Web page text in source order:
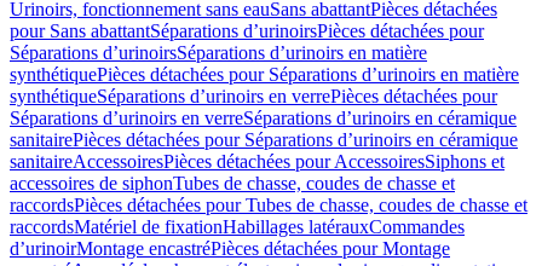
Urinoirs, fonctionnement sans eauSans abattantPièces détachées
pour Sans abattantSéparations d’urinoirsPièces détachées pour
Séparations d’urinoirsSéparations d’urinoirs en matière
synthétiquePièces détachées pour Séparations d’urinoirs en matière
synthétiqueSéparations d’urinoirs en verrePièces détachées pour
Séparations d’urinoirs en verreSéparations d’urinoirs en céramique
sanitairePièces détachées pour Séparations d’urinoirs en céramique
sanitaireAccessoiresPièces détachées pour AccessoiresSiphons et
accessoires de siphonTubes de chasse, coudes de chasse et
raccordsPièces détachées pour Tubes de chasse, coudes de chasse et
raccordsMatériel de fixationHabillages latérauxCommandes
dʼurinoirMontage encastréPièces détachées pour Montage